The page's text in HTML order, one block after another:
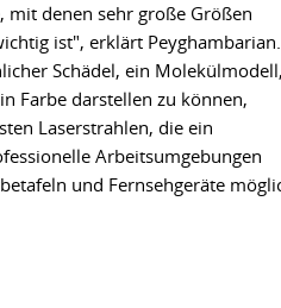
denen sehr große Größen
ist", erklärt Peyghambarian.
Schädel, ein Molekülmodell,
Farbe darstellen zu können,
Laserstrahlen, die ein
Arbeitsumgebungen
und Fernsehgeräte